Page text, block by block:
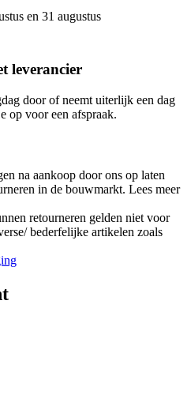
en 31 augustus
leverancier
door of neemt uiterlijk een dag
op voor een afspraak.
na aankoop door ons op laten
in de bouwmarkt. Lees meer
retourneren gelden niet voor
bederfelijke artikelen zoals